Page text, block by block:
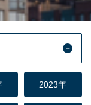
2023年